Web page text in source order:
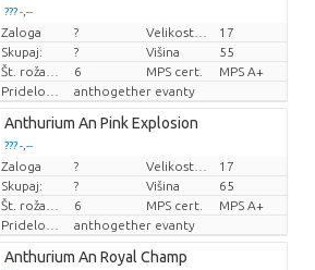
??? -,--
Cena za kos
Zaloga ?
17
Skupaj:
? Višina
55
6 MPS cert.
MPS A+
anthogether evanty
Anthurium An Pink Explosion
??? -,--
Cena za kos
Zaloga ?
17
Skupaj:
? Višina
65
6 MPS cert.
MPS A+
anthogether evanty
Anthurium An Royal Champ